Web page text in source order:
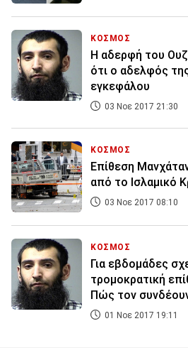
ΚΟΣΜΟΣ
Η αδερφή του
ότι ο αδελφός
εγκεφάλου
03 Νοε 2017 21:30
ΚΟΣΜΟΣ
Επίθεση
από το Ισλαμικό
03 Νοε 2017 08:10
ΚΟΣΜΟΣ
Για εβδομάδες
τρομοκρατική
Πώς τον
01 Νοε 2017 19:11